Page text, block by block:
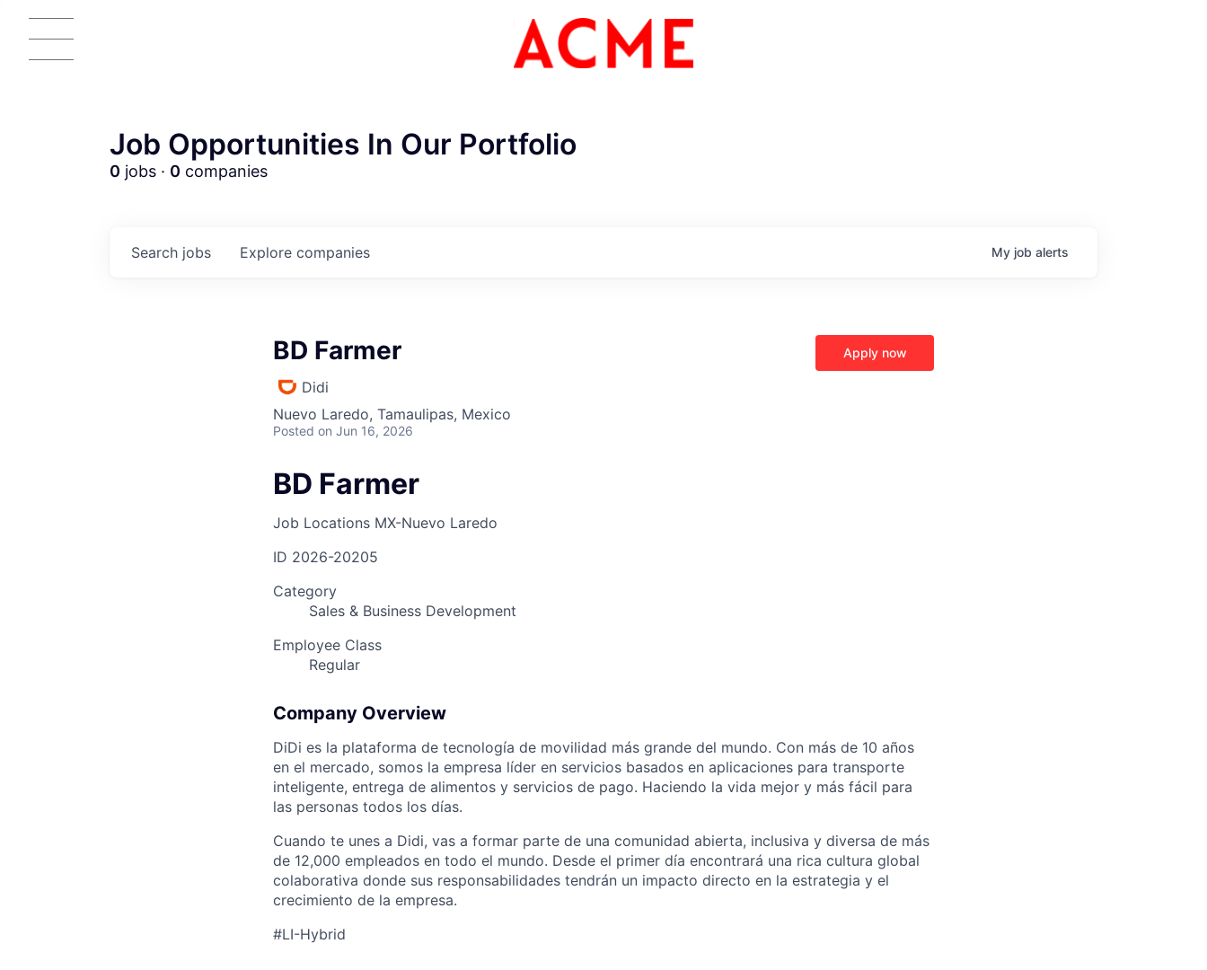
ACME Homepage
Job Opportunities In Our Portfolio
0 jobs · 0 companies
Search jobs Explore companies My job alerts
BD Farmer
Didi
Nuevo Laredo, Tamaulipas, Mexico
Posted on Jun 16, 2026
Apply now
BD Farmer
Job Locations MX-Nuevo Laredo
ID 2026-20205
Category
Sales & Business Development
Employee Class
Regular
Company Overview
DiDi es la plataforma de tecnología de movilidad más grande del mundo. Con más de 10 años
en el mercado, somos la empresa líder en servicios basados en aplicaciones para transporte
inteligente, entrega de alimentos y servicios de pago. Haciendo la vida mejor y más fácil para
las personas todos los días.
Cuando te unes a Didi, vas a formar parte de una comunidad abierta, inclusiva y diversa de más
de 12,000 empleados en todo el mundo. Desde el primer día encontrará una rica cultura global
colaborativa donde sus responsabilidades tendrán un impacto directo en la estrategia y el
crecimiento de la empresa.
#LI-Hybrid